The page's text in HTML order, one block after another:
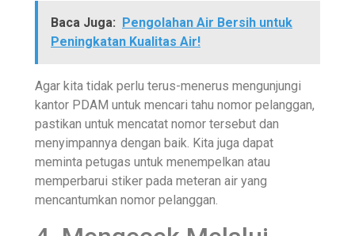
Baca Juga: Pengolahan Air Bersih untuk
Peningkatan Kualitas Air!
Agar kita tidak perlu terus-menerus mengunjungi
kantor PDAM untuk mencari tahu nomor pelanggan,
pastikan untuk mencatat nomor tersebut dan
menyimpannya dengan baik. Kita juga dapat
meminta petugas untuk menempelkan atau
memperbarui stiker pada meteran air yang
mencantumkan nomor pelanggan.